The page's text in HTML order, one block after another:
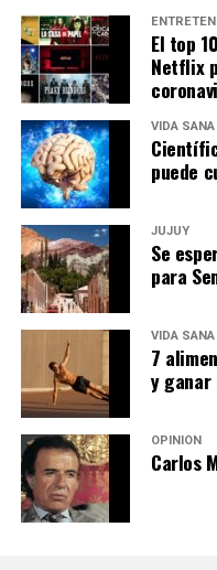
El top
Netflix
VIDA SANA
puede
JUJUY
Se
para
VIDA SANA
7
y ganar
OPINIÓN
Carlos